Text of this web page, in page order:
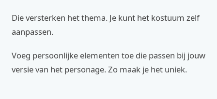
Die versterken het thema. Je kunt het kostuum zelf
aanpassen.
Voeg persoonlijke elementen toe die passen bij jouw
versie van het personage. Zo maak je het uniek.